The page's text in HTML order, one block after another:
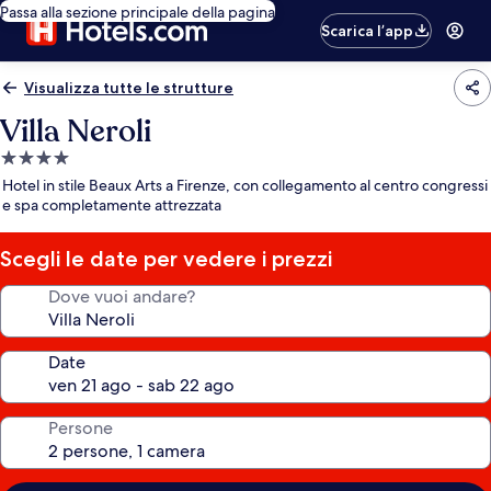
Passa alla sezione principale della pagina
Scarica l’app
Visualizza tutte le strutture
Villa Neroli
Struttura
a
4.0
stelle
Hotel in stile Beaux Arts a Firenze, con collegamento al centro congressi
e spa completamente attrezzata
Scegli le date per vedere i prezzi
Dove vuoi andare?
Date
Persone